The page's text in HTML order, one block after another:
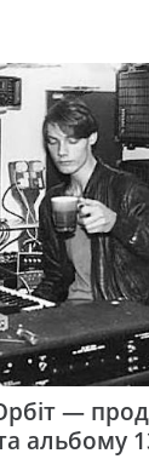
—
альбому